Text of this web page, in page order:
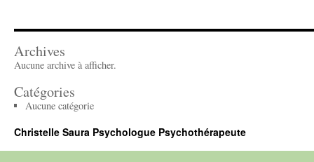
Archives
Aucune archive à afficher.
Catégories
Aucune catégorie
Christelle Saura Psychologue Psychothérapeute